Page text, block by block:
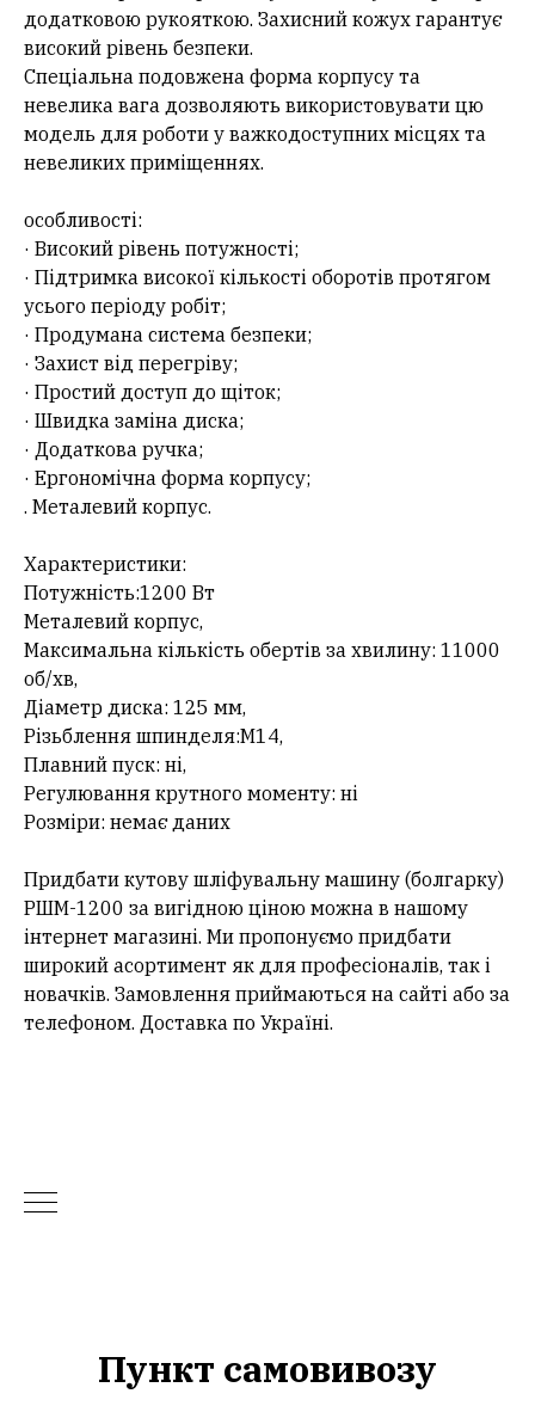
додатковою рукояткою. Захисний кожух гарантує
високий рівень безпеки.
Спеціальна подовжена форма корпусу та
невелика вага дозволяють використовувати цю
модель для роботи у важкодоступних місцях та
невеликих приміщеннях.
особливості:
· Високий рівень потужності;
· Підтримка високої кількості оборотів протягом
усього періоду робіт;
· Продумана система безпеки;
· Захист від перегріву;
· Простий доступ до щіток;
· Швидка заміна диска;
· Додаткова ручка;
· Ергономічна форма корпусу;
. Металевий корпус.
Характеристики:
Потужність:1200 Вт
Металевий корпус,
Максимальна кількість обертів за хвилину: 11000
об/хв,
Діаметр диска: 125 мм,
Різьблення шпинделя:M14,
Плавний пуск: ні,
Регулювання крутного моменту: ні
Розміри: немає даних
Придбати кутову шліфувальну машину (болгарку)
РШМ-1200 за вигідною ціною можна в нашому
інтернет магазині. Ми пропонуємо придбати
широкий асортимент як для професіоналів, так і
новачків. Замовлення приймаються на сайті або за
телефоном. Доставка по Україні.
Пункт самовивозу